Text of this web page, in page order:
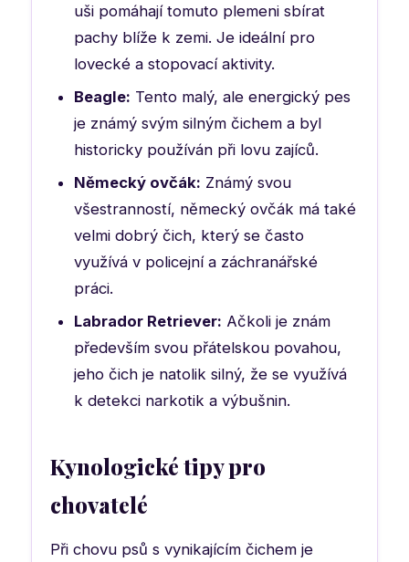
uši pomáhají tomuto plemeni sbírat
pachy blíže k zemi. Je ideální pro
lovecké a stopovací aktivity.
Beagle: Tento malý, ale energický pes
je známý svým silným čichem a byl
historicky používán při lovu zajíců.
Německý ovčák: Známý svou
všestranností, německý ovčák má také
velmi dobrý čich, který se často
využívá v policejní a záchranářské
práci.
Labrador Retriever: Ačkoli je znám
především svou přátelskou povahou,
jeho čich je natolik silný, že se využívá
k detekci narkotik a výbušnin.
Kynologické tipy pro
chovatelé
Při chovu psů s vynikajícím čichem je